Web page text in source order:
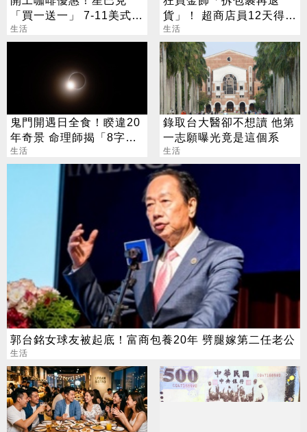
「買一送一」 7-11美式買
7送7
生活
貨」！ 超商店員12天得手
39萬 下場出爐
生活
鬼門開遇日全食！睽違20
年奇景 命理師揭「8字」
叮囑
生活
錄取台大醫卻不想讀 他第
一志願曝光竟是這個系
生活
郭台銘女球友被起底！富商包養20年 劈腿嫁第二任老公
生活